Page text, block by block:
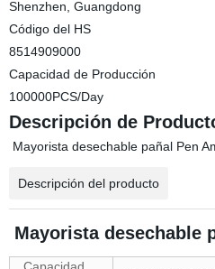
Shenzhen, Guangdong
Código del HS
8514909000
Capacidad de Producción
100000PCS/Day
Descripción de
Mayorista desechable pañal Pen
Descripción del producto
Mayorista desechable